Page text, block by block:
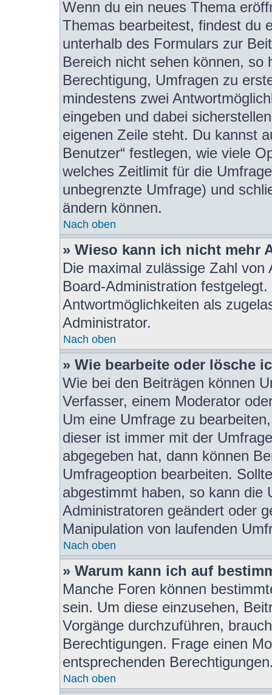
Wenn du ein neues Thema
Themas bearbeitest, findest du
unterhalb des Formulars zur
Bereich nicht sehen können, so
Berechtigung, Umfragen zu
mindestens zwei
eingeben und dabei
eigenen Zeile steht. Du kannst
Benutzer“ festlegen, wie viele
welches Zeitlimit für die
unbegrenzte Umfrage) und
ändern können.
Nach oben
» Wieso kann ich nicht mehr
Die maximal zulässige Zahl
Board-Administration
Antwortmöglichkeiten als
Administrator.
Nach oben
» Wie bearbeite oder lösche
Wie bei den Beiträgen können
Verfasser, einem Moderator
Um eine Umfrage zu
dieser ist immer mit der
abgegeben hat, dann können
Umfrageoption bearbeiten.
abgestimmt haben, so kann die
Administratoren geändert oder
Manipulation von laufenden
Nach oben
» Warum kann ich auf
Manche Foren können
sein. Um diese einzusehen,
Vorgänge durchzuführen,
Berechtigungen. Frage einen
entsprechenden
Nach oben